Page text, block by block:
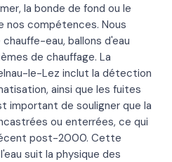
la bonde de fond ou le
nos compétences. Nous
eau, ballons d'eau
de chauffage. La
le-Lez inclut la détection
ainsi que les fuites
important de souligner que la
ou enterrées, ce qui
post-2000. Cette
suit la physique des